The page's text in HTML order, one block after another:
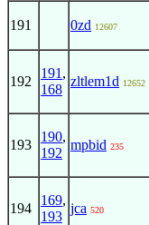
191 0zd 12607
192
191 ,
168
zltlem1d 12652
193
190,
192
mpbid 235
194
169,
193
jca 520